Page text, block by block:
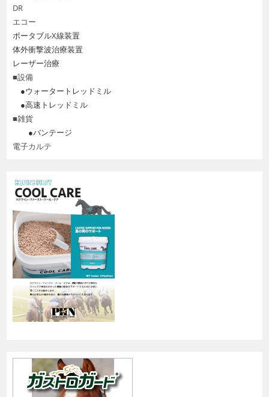
DR
エコー
ポータブルX線装置
体外衝撃波治療装置
レーザー治療
■設備
●ウォータートレッドミル
●高速トレッドミル
■雑貨
●バンテージ
電子カルテ